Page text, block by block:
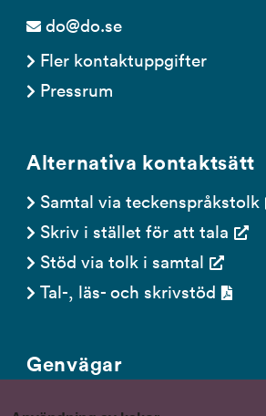
do@do.se
Fler kontaktuppgifter
Pressrum
Alternativa kontaktsätt
Samtal via teckenspråkstolk
Skriv i stället för att tala
Stöd via tolk i samtal
Tal-, läs- och skrivstöd
Genvägar